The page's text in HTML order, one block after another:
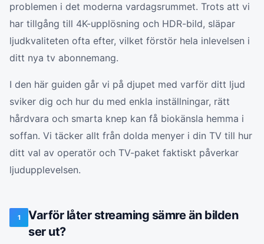
problemen i det moderna vardagsrummet. Trots att vi
har tillgång till 4K-upplösning och HDR-bild, släpar
ljudkvaliteten ofta efter, vilket förstör hela inlevelsen i
ditt nya tv abonnemang.
I den här guiden går vi på djupet med varför ditt ljud
sviker dig och hur du med enkla inställningar, rätt
hårdvara och smarta knep kan få biokänsla hemma i
soffan. Vi täcker allt från dolda menyer i din TV till hur
ditt val av operatör och TV-paket faktiskt påverkar
ljudupplevelsen.
1
Varför låter streaming sämre än bilden
ser ut?